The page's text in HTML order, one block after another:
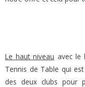
Le haut niveau avec le
Tennis de Table qui est
des deux clubs pour